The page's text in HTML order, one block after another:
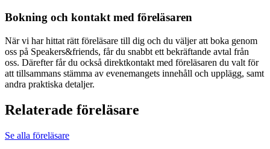
Bokning och kontakt med föreläsaren
När vi har hittat rätt föreläsare till dig och du väljer att boka genom
oss på Speakers&friends, får du snabbt ett bekräftande avtal från
oss. Därefter får du också direktkontakt med föreläsaren du valt för
att tillsammans stämma av evenemangets innehåll och upplägg, samt
andra praktiska detaljer.
Relaterade föreläsare
Se alla föreläsare